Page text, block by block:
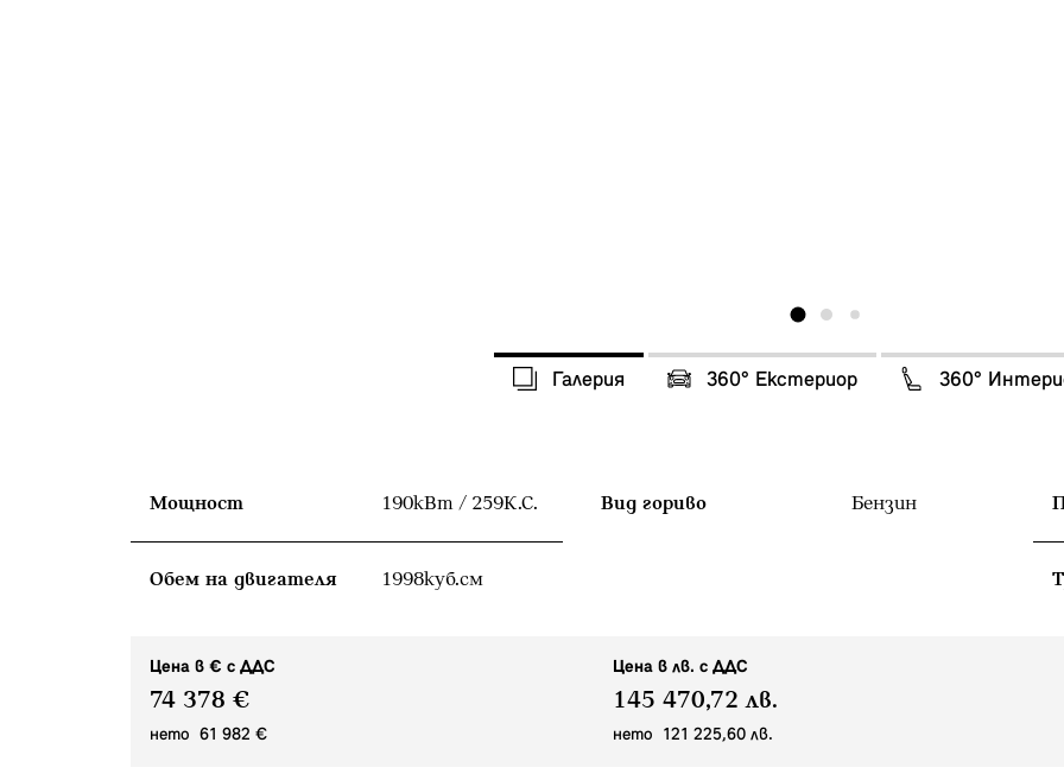
Галерия 360° Eкстериор 360°
Мощност 190кВт / 259К.С.
Обем на двигателя 1998куб.cм
Вид гориво Бензин
Цена в € с ДДС
74 378 €
нето 61 982 €
Цена в лв. с ДДС
145 470,72 лв.
нето 121 225,60 лв.